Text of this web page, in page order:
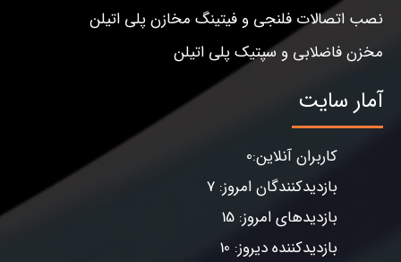
نصب اتصالات فلنجی و فیتینگ مخازن پلی اتیلن
مخزن فاضلابی و سپتیک پلی اتیلن
آمار سایت
کاربران آنلاین:0
بازدیدکنندگان امروز: 7
بازدیدهای امروز: 15
بازدیدکننده دیروز: 10